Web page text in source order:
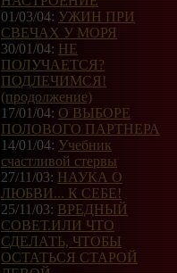
01/03/04: УЖИН ПРИ
СВЕЧАХ У МОРЯ
30/01/04: НЕ
ПОЛУЧАЕТСЯ?
ПОДЛЕЧИМСЯ!
(продолжение)
17/01/04: О ВЫБОРЕ
ПОЛОВОГО ПАРТНЕРА
14/01/04: Учебник
счастливой стервы
27/11/03: НАУКА О
ЛЮБВИ... К СЕБЕ!
25/11/03: ВРЕДНЫЙ
СОВЕТ.ИЛИ ЧТО
СДЕЛАТЬ, ЧТОБЫ
ОСТАТЬСЯ СТАРОЙ